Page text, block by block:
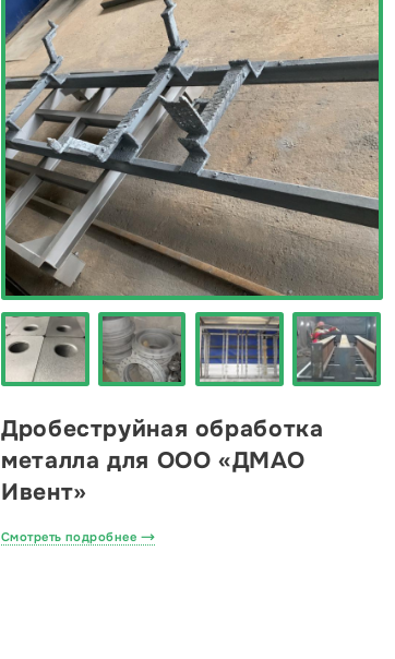
Дробеструйная обработка
металла для ООО «ДМАО
Ивент»
Смотреть подробнее